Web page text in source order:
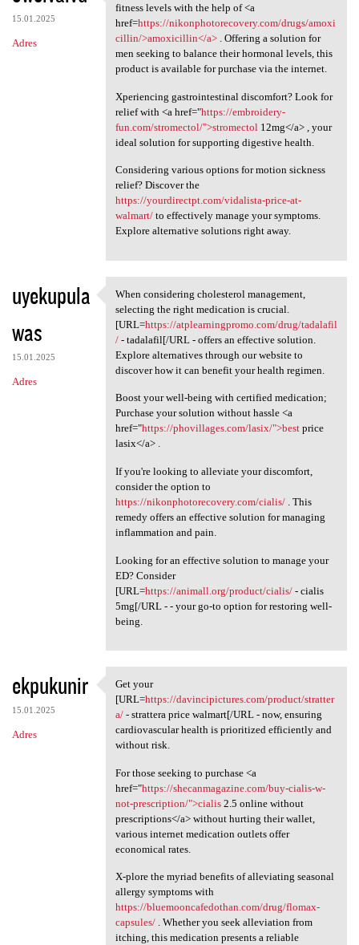
15.01.2025
Adres
Regain your vitality and
fitness levels with the help of <a
href=https://nikonphotorecovery.com/drugs/amoxi
cillin/>amoxicillin</a>. Offering a solution for
men seeking to balance their hormonal levels, this
product is available for purchase via the internet.
Xperiencing gastrointestinal discomfort? Look for
relief with <a href="https://embroidery-
fun.com/stromectol/">stromectol 12mg</a> , your
ideal solution for supporting digestive health.
Considering various options for motion sickness
relief? Discover the
https://yourdirectpt.com/vidalista-price-at-
walmart/to effectively manage your symptoms.
Explore alternative solutions right away.
uyekupula
was
15.01.2025
Adres
When considering cholesterol
When considering cholesterol management,
selecting the right medication is crucial.
[URL=https://atplearningpromo.com/drug/tadalafil
/- tadalafil[/URL - offers an effective solution.
Explore alternatives through our website to
discover how it can benefit your health regimen.
Boost your well-being with certified medication;
Purchase your solution without hassle <a
href="https://phovillages.com/lasix/">bestprice
lasix</a> .
If you're looking to alleviate your discomfort,
consider the option to
https://nikonphotorecovery.com/cialis/. This
remedy offers an effective solution for managing
inflammation and pain.
Looking for an effective solution to manage your
ED? Consider
[URL=https://animall.org/product/cialis/- cialis
5mg[/URL - - your go-to option for restoring well-
being.
ekpukunir
15.01.2025
Adres
Get your [URL=https:/
Get your
[URL=https://davincipictures.com/product/stratter
a/- strattera price walmart[/URL - now, ensuring
cardiovascular health is prioritized efficiently and
without risk.
For those seeking to purchase <a
href="https://shecanmagazine.com/buy-cialis-w-
not-prescription/">cialis2.5 online without
prescriptions</a> without hurting their wallet,
various internet medication outlets offer
economical rates.
X-plore the myriad benefits of alleviating seasonal
allergy symptoms with
https://bluemooncafedothan.com/drug/flomax-
capsules/. Whether you seek alleviation from
itching, this medication presents a reliable